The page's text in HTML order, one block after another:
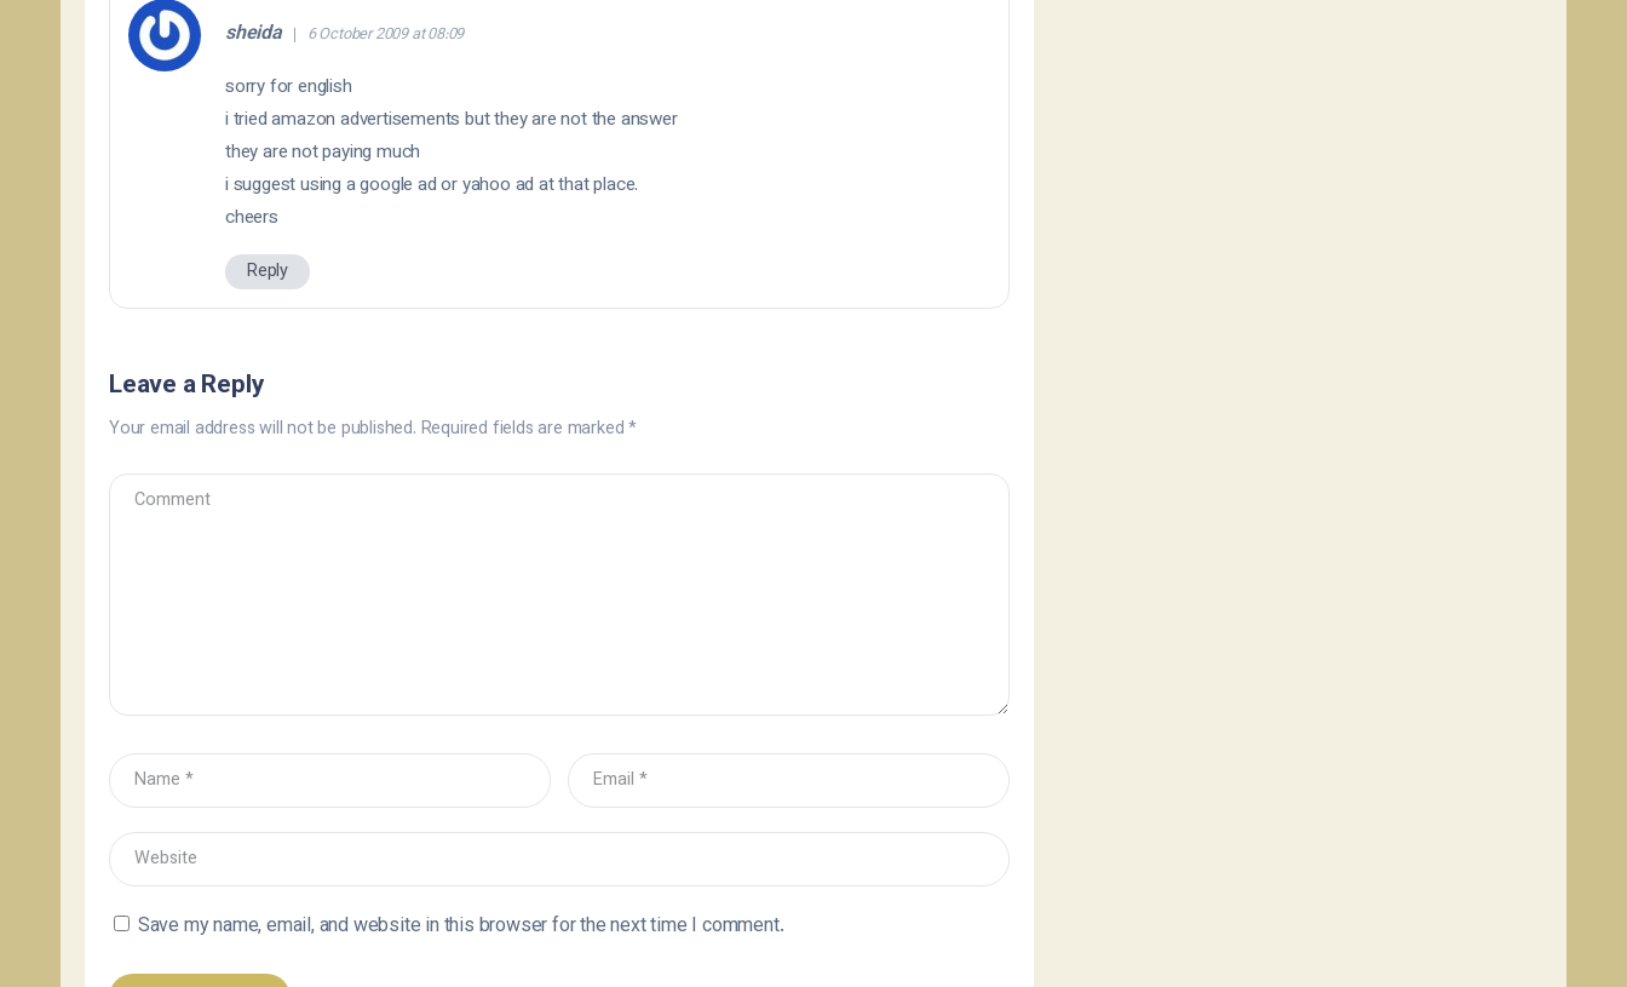
sheida 6 October 2009 at 08:09
sorry for english
i tried amazon advertisements but they are not the answer
they are not paying much
i suggest using a google ad or yahoo ad at that place.
cheers
Reply
Leave a Reply
Your email address will not be published. Required fields are marked*
Save my name, email, and website in this browser for the next time I comment.